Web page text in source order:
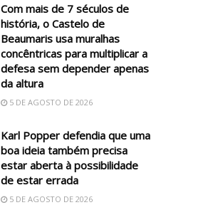
Com mais de 7 séculos de
história, o Castelo de
Beaumaris usa muralhas
concêntricas para multiplicar a
defesa sem depender apenas
da altura
5 DE AGOSTO DE 2026
Karl Popper defendia que uma
boa ideia também precisa
estar aberta à possibilidade
de estar errada
5 DE AGOSTO DE 2026